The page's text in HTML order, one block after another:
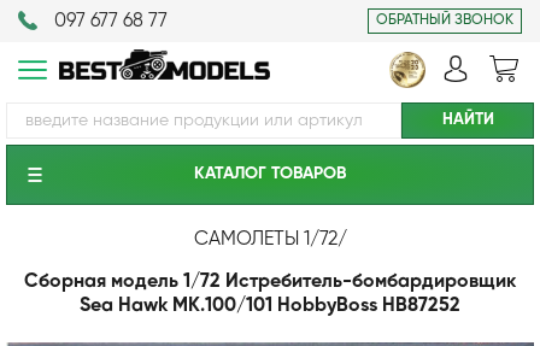
097 677 68 77 ОБРАТНЫЙ ЗВОНОК
КАТАЛОГ ТОВАРОВ
САМОЛЕТЫ 1/72/
Сборная модель 1/72 Истребитель-бомбардировщик
Sea Hawk MK.100/101 HobbyBoss HB87252